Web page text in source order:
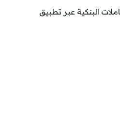
البنكية عبر تطبيق